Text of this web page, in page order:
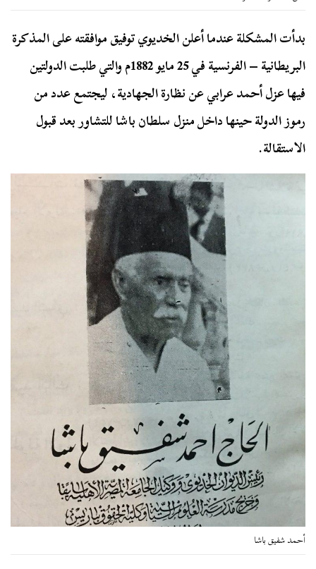
بدأت المشكلة عندما أعلن الخديوي توفيق موافقته على المذكرة
البريطانية – الفرنسية في 25 مايو 1882م والتي طلبت الدولتين
فيها عزل أحمد عرابي عن نظارة الجهادية، ليجتمع عدد من
رموز الدولة حينها داخل منزل سلطان باشا للتشاور بعد قبول
الاستقالة.
أحمد شفيق باشا